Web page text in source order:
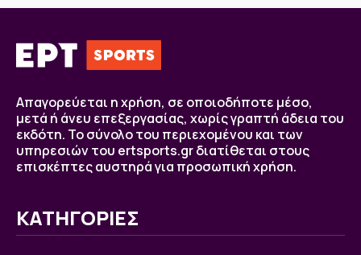
Απαγορεύεται η χρήση, σε οποιοδήποτε μέσο,
μετά ή άνευ επεξεργασίας, χωρίς γραπτή άδεια του
εκδότη. Το σύνολο του περιεχομένου και των
υπηρεσιών του ertsports.gr διατίθεται στους
επισκέπτες αυστηρά για προσωπική χρήση.
ΚΑΤΗΓΟΡΙΕΣ